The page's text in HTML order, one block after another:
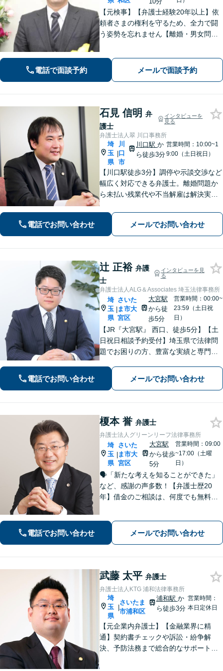
【元検事】【弁護士経験20年以上】依
頼者さまの権利を守るため、全力で闘
う姿勢を忘れません【離婚・男女問
分・遺留分にも積極的に対応【夜間／
休日の相談可能】
電話で面談予約 メールで面談予約
石見 信明 弁
護士
インタビューを
見る
弁護士法人翠 川口事務所
埼
玉
県
|
川
口
市
川口駅か
ら徒歩3分
営業時間：10:00~1
9:00（土日祝日）
【川口駅徒歩3分】調停や示談交渉など
幅広く対応できる弁護士。離婚問題か
ら未払い残業代や不当解雇は解決実績
分の初回無料相談】労働問題委員会に
所属する弁護士です。お気軽にご相談
ください。
電話でお問い合わせ メールでお問い合わせ
辻 正裕 弁護
士
インタビューを見
る
弁護士法人ALG＆Associates 埼玉法律事務所
埼
玉
県
|
さいた
ま市大
宮区
大宮駅
から徒
歩5分
営業時間：00:00~
23:59（土日祝
日）
【JR『大宮駅』 西口、徒歩5分】【土
日祝日相談予約受付】埼玉県で法律問
題でお困りの方、豊富な実績と専門性
ます。どうぞお気軽にご相談くださ
電話でお問い合わせ メールでお問い合わせ
榎本 誉 弁護士
弁護士法人グリーンリーフ法律事務所
埼
玉
県
|
さいた
ま市大
宮区
大宮駅
から徒歩
5分
営業時間：09:00
~17:00（土曜
日）
🗣️「新たな考えを知ることができた」
など、感謝の声多数！【弁護士歴20
年】借金のご相談は、何度でも無料！
能です【休日・夜間対応可】親切かつ
丁寧な対応に定評あり
電話でお問い合わせ メールでお問い合わせ
武藤 太平 弁護士
弁護士法人KTG 浦和法律事務所
埼
玉
県
|
さいたま
市浦和区
浦和駅 か
ら徒歩3分
営業時間：
本日定休日
【元企業内弁護士】【金融業界に精
通】契約書チェックや訴訟・紛争解
決、予防法務まで総合的なサポートが